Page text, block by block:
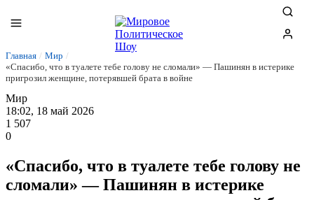
Главная / Мир /
«Спасибо, что в туалете тебе голову не сломали» — Пашинян в истерике
пригрозил женщине, потерявшей брата в войне
Мир
18:02, 18 май 2026
1 507
0
«Спасибо, что в туалете тебе голову не
сломали» — Пашинян в истерике